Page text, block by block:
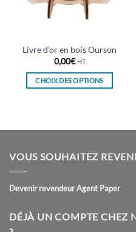
Livre d’or en bois Ourson
0,00€ HT
CHOIX DES OPTIONS
plusieurs
Les
peuvent
sur
VOUS SOUHAITEZ
Devenir revendeur Agent Paper
DÉJÀ UN COMPTE CHEZ